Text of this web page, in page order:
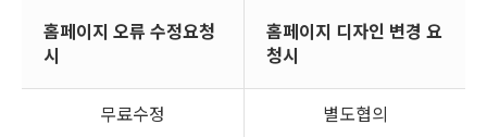
홈페이지 오류 수정요청
시
홈페이지 디자인 변경 요
청시
무료수정 별도협의